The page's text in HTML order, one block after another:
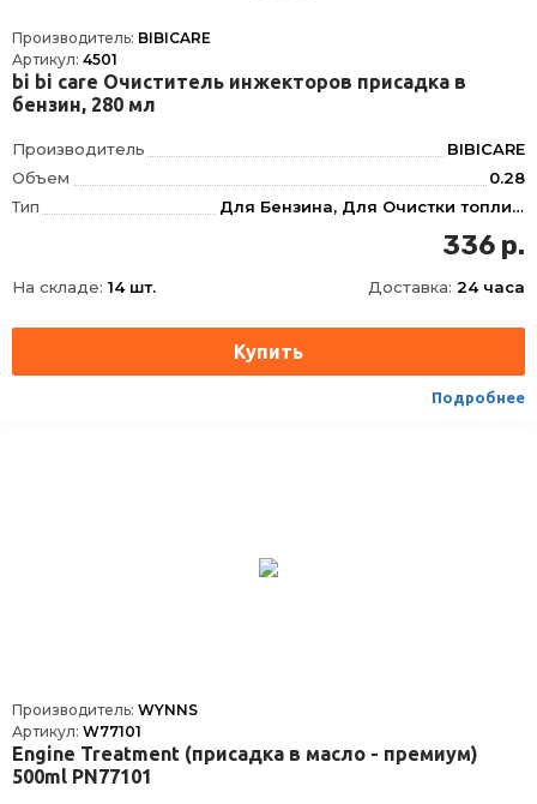
Производитель: BIBICARE
Артикул: 4501
bi bi care Очиститель инжекторов присадка в
бензин, 280 мл
Производитель
BIBICARE
Объем
0.28
Тип
Для Бензина, Для Очистки топливной системы, Инжектор, Бензиновые системы, Топливной системы
280 мл
56.6
Ширина
57
Условия хранения
±30°С
3811900000
336 р.
На складе: 14 шт. Доставка: 24 часа
Подробнее
Производитель: WYNNS
Артикул: W77101
Engine Treatment (присадка в масло - премиум)
500ml PN77101